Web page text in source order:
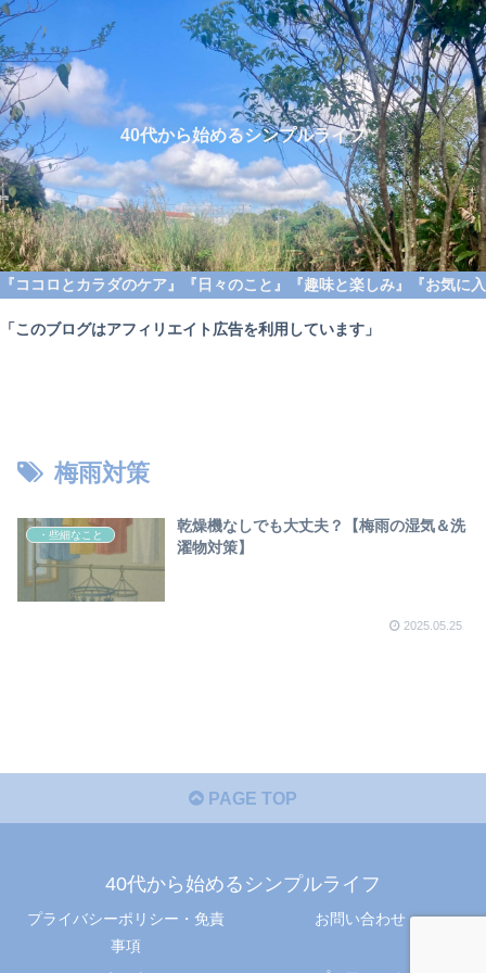
40代から始めるシンプルライフ
『ココロとカラダのケア』 『日々のこと』 『趣味と楽しみ』 『お気に
「このブログはアフィリエイト広告を利用しています」
梅雨対策
・些細なこと
乾燥機なしでも大丈夫？【梅雨の湿気＆洗
濯物対策】
2025.05.25
PAGE TOP
40代から始めるシンプルライフ
プライバシーポリシー・免責
事項
お問い合わせ